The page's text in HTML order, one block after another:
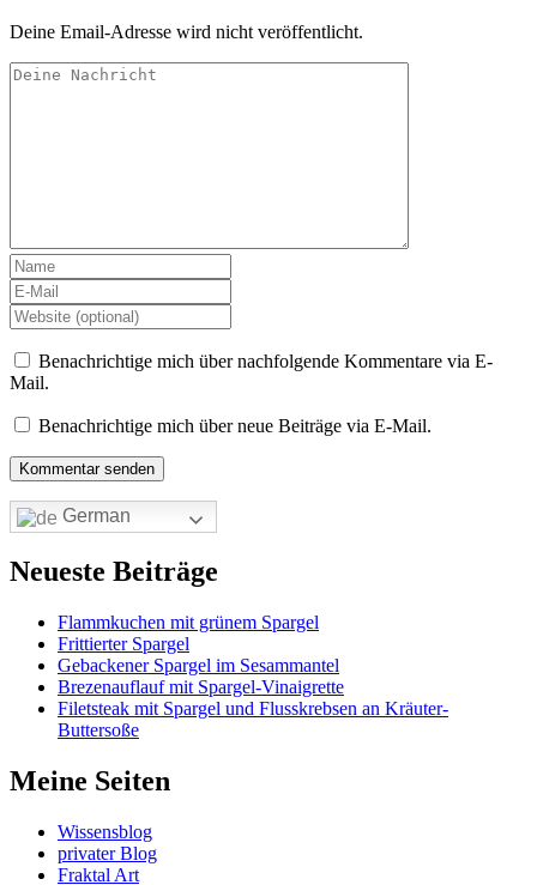
Deine Email-Adresse wird nicht veröffentlicht.
Benachrichtige mich über nachfolgende Kommentare via E-
Mail.
Benachrichtige mich über neue Beiträge via E-Mail.
German
Neueste Beiträge
Flammkuchen mit grünem Spargel
Frittierter Spargel
Gebackener Spargel im Sesammantel
Brezenauflauf mit Spargel-Vinaigrette
Filetsteak mit Spargel und Flusskrebsen an Kräuter-
Buttersoße
Meine Seiten
Wissensblog
privater Blog
Fraktal Art